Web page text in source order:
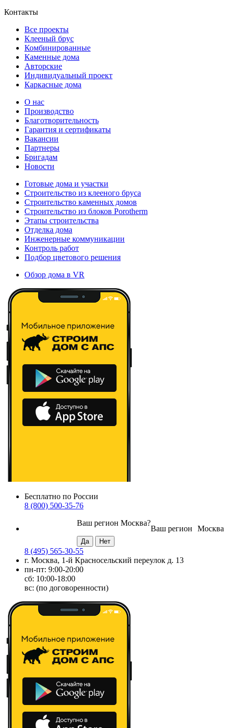
Контакты
Все проекты
Клееный брус
Комбинированные
Каменные дома
Авторские
Индивидуальный проект
Каркасные дома
О нас
Производство
Благотворительность
Гарантия и сертификаты
Вакансии
Партнеры
Бригадам
Новости
Готовые дома и участки
Строительство из клееного бруса
Строительство каменных домов
Строительство из блоков Porotherm
Этапы строительства
Отделка дома
Инженерные коммуникации
Контроль работ
Подбор цветового решения
Обзор дома в VR
Бесплатно по России
8 (800) 500-35-76
Москва
Ваш регион
Ваш регион Москва?
8 (495) 565-30-55
г. Москва, 1-й Красносельский переулок д. 13
пн-пт: 9:00-20:00
сб: 10:00-18:00
вс: (по договоренности)